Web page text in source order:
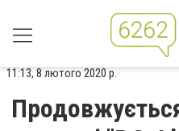
11:13, 8 лютого 2020 р.